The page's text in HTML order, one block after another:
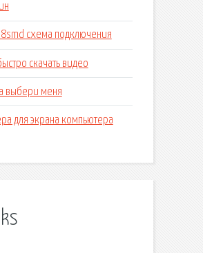
схема подключения
скачать видео
выбери меня
для экрана компьютера